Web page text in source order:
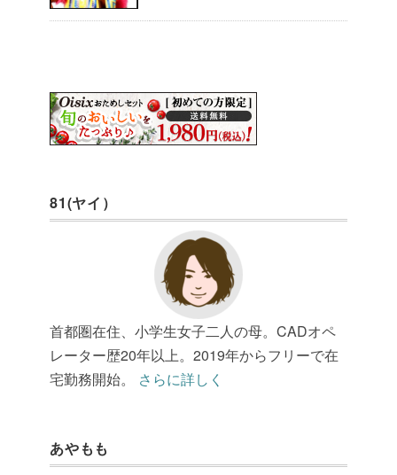
81(ヤイ）
首都圏在住、小学生女子二人の母。CADオペ
レーター歴20年以上。2019年からフリーで在
宅勤務開始。 さらに詳しく
あやもも